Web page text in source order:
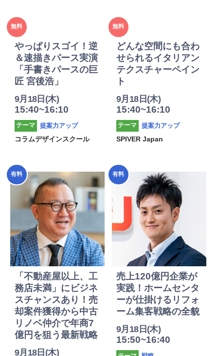
2025年
度
無料
やっぱりスゴイ！逆
＆速描きパース実演
「手書きパースの巨
匠 宮後浩」
9月18日(木)
15:40~16:10
テーマ
提案力アップ
コラムデザインスクール
2025年
度
無料
どんな空間にも合わ
せられるイタリアン
テクスチャーペイン
ト
9月18日(木)
15:40~16:10
テーマ
提案力アップ
SPIVER Japan
2025年
度
有料
「不動産屋以上、工
務店未満」にビジネ
スチャンスあり！売
却案件獲得から中古
リノベ仲介で年商7
億円を狙う最新戦略
9月18日(木)
2025年
度
有料
売上120億円企業が
実践！ホームセンタ
ーが仕掛けるリフォ
ーム集客戦略の全貌
9月18日(木)
15:50~16:40